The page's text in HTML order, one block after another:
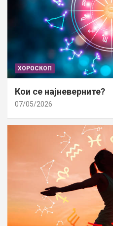
ХОРОСКОП
Кои се најневерните?
07/05/2026